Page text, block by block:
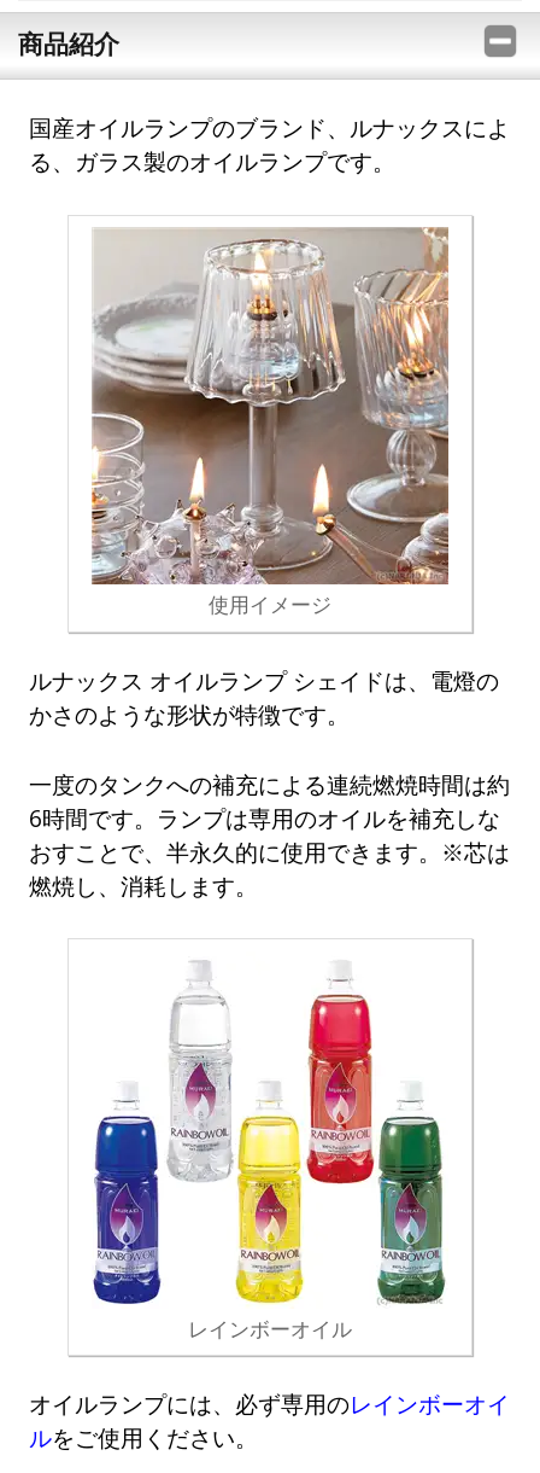
商品紹介
国産オイルランプのブランド、ルナックスによ
る、ガラス製のオイルランプです。
使用イメージ
ルナックス オイルランプ シェイドは、電燈の
かさのような形状が特徴です。
一度のタンクへの補充による連続燃焼時間は約
6時間です。ランプは専用のオイルを補充しな
おすことで、半永久的に使用できます。※芯は
燃焼し、消耗します。
レインボーオイル
オイルランプには、必ず専用のレインボーオイ
ルをご使用ください。